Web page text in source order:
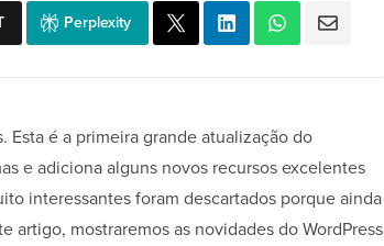
Perplexity
Esta é a primeira grande atualização do
e adiciona alguns novos recursos excelentes
interessantes foram descartados porque ainda
artigo, mostraremos as novidades do WordPress